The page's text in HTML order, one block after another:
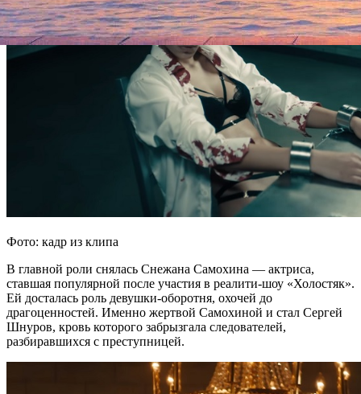
Фото: кадр из клипа
В главной роли снялась Снежана Самохина — актриса,
ставшая популярной после участия в реалити-шоу «Холостяк».
Ей досталась роль девушки-оборотня, охочей до
драгоценностей. Именно жертвой Самохиной и стал Сергей
Шнуров, кровь которого забрызгала следователей,
разбиравшихся с преступницей.